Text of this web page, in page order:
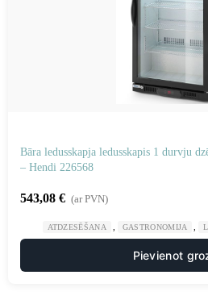
Bāra ledusskapja ledusskapis 1 durvju
– Hendi 226568
543,08 € (ar PVN)
ATDZESĒŠANA GASTRONOMIJA
Pievienot